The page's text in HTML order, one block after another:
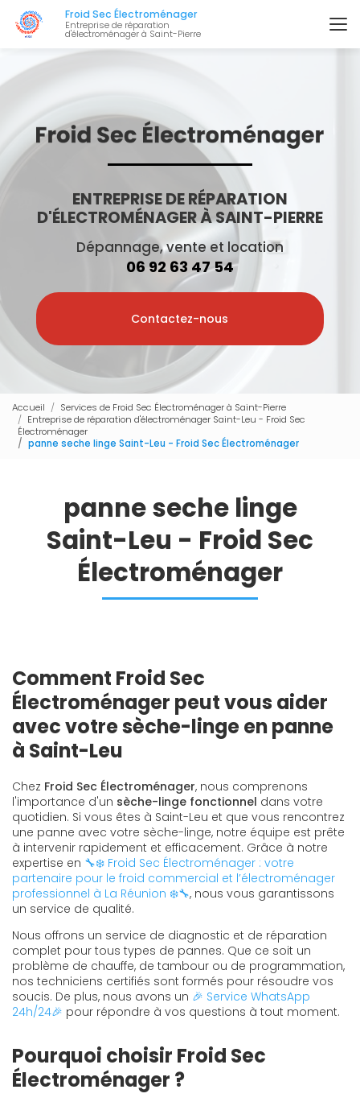
contenu
Froid Sec Électroménager
Entreprise de réparation
d'électroménager à Saint-Pierre
ENTREPRISE DE RÉPARATION
D'ÉLECTROMÉNAGER À SAINT-PIERRE
Dépannage, vente et location
06 92 63 47 54
Contactez-nous
Accueil
Services de Froid Sec Électroménager à Saint-Pierre
Entreprise de réparation d'électroménager Saint-Leu - Froid Sec
Électroménager
panne seche linge Saint-Leu - Froid Sec Électroménager
panne seche linge
Saint-Leu - Froid Sec
Électroménager
Comment Froid Sec
Électroménager peut vous aider
avec votre sèche-linge en panne
à Saint-Leu
Chez Froid Sec Électroménager, nous comprenons
l'importance d'un sèche-linge fonctionnel dans votre
quotidien. Si vous êtes à Saint-Leu et que vous rencontrez
une panne avec votre sèche-linge, notre équipe est prête
à intervenir rapidement et efficacement. Grâce à notre
expertise en 🔧❄️ Froid Sec Électroménager : votre
partenaire pour le froid commercial et l’électroménager
professionnel à La Réunion ❄️🔧, nous vous garantissons
un service de qualité.
Nous offrons un service de diagnostic et de réparation
complet pour tous types de pannes. Que ce soit un
problème de chauffe, de tambour ou de programmation,
nos techniciens certifiés sont formés pour résoudre vos
soucis. De plus, nous avons un 🎉 Service WhatsApp
24h/24🎉 pour répondre à vos questions à tout moment.
Pourquoi choisir Froid Sec
Électroménager ?